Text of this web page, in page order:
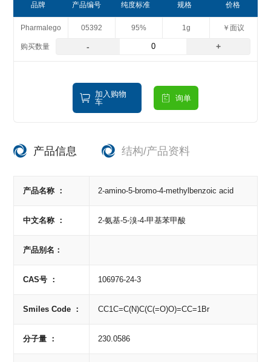
品牌 产品编号 纯度标准 规格 价格
Pharmalego 05392 95% 1g ￥面议
- +
加入购物
车
询单
产品信息 结构/产品资料
产品名称 ： 2-amino-5-bromo-4-methylbenzoic acid
中文名称 ： 2-氨基-5-溴-4-甲基苯甲酸
产品别名：
CAS号 ： 106976-24-3
Smiles Code ： CC1C=C(N)C(C(=O)O)=CC=1Br
分子量 ： 230.0586